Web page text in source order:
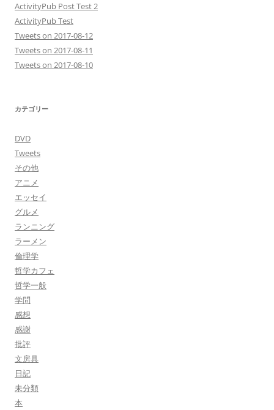
ActivityPub Post Test 2
ActivityPub Test
Tweets on 2017-08-12
Tweets on 2017-08-11
Tweets on 2017-08-10
カテゴリー
DVD
Tweets
その他
アニメ
エッセイ
グルメ
ランニング
ラーメン
倫理学
哲学カフェ
哲学一般
学問
感想
感謝
批評
文房具
日記
未分類
本